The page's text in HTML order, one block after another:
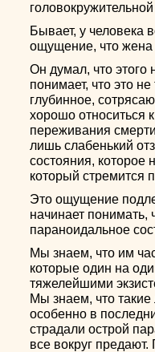
Бывает, у человека
ощущение, что жена
Он думал, что этого
понимает, что это не
глубинное,
хорошо относиться
переживания
лишь слабенький
состояния, которое
который стремится
Это ощущение
начинает понимать,
параноидальное
Мы знаем, что им
которые один на
тяжелейшими
Мы знаем, что такие
особенно в
страдали острой
все вокруг